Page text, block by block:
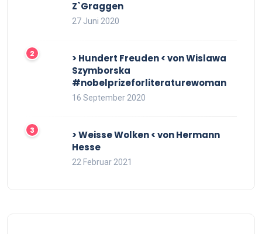
Z`Graggen
27 Juni 2020
> Hundert Freuden < von Wislawa
Szymborska
#nobelprizeforliteraturewoman
16 September 2020
> Weisse Wolken < von Hermann
Hesse
22 Februar 2021